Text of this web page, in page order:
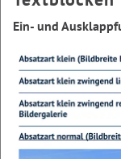
Ein- und